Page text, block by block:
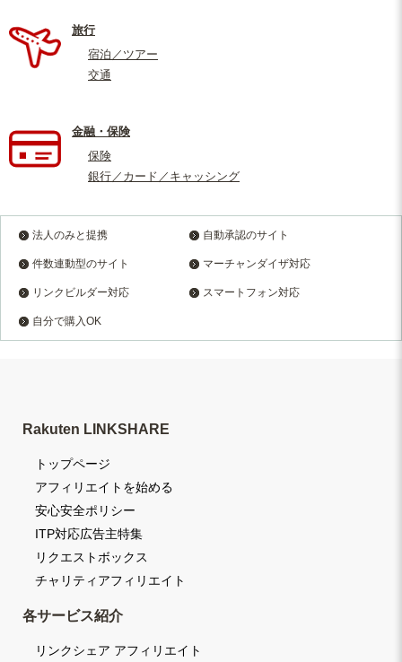
旅行
宿泊／ツアー
交通
金融・保険
保険
銀行／カード／キャッシング
法人のみと提携 自動承認のサイト
件数連動型のサイト マーチャンダイザ対応
リンクビルダー対応 スマートフォン対応
自分で購入OK
Rakuten LINKSHARE
トップページ
アフィリエイトを始める
安心安全ポリシー
ITP対応広告主特集
リクエストボックス
チャリティアフィリエイト
各サービス紹介
リンクシェア アフィリエイト